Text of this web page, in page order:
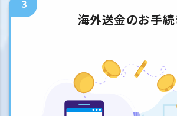
3
海外送金のお手続